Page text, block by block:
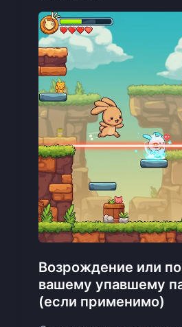
Возрождение или
вашему упавшему
(если применимо)